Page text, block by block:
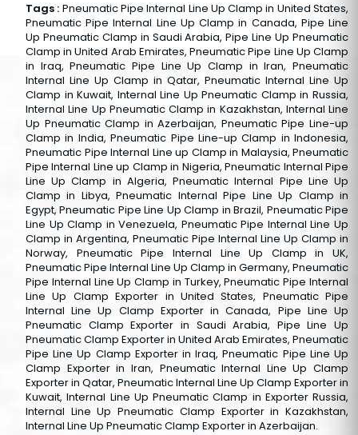
Tags : Pneumatic Pipe Internal Line Up Clamp in United States,
Pneumatic Pipe Internal Line Up Clamp in Canada, Pipe Line
Up Pneumatic Clamp in Saudi Arabia, Pipe Line Up Pneumatic
Clamp in United Arab Emirates, Pneumatic Pipe Line Up Clamp
in Iraq, Pneumatic Pipe Line Up Clamp in Iran, Pneumatic
Internal Line Up Clamp in Qatar, Pneumatic Internal Line Up
Clamp in Kuwait, Internal Line Up Pneumatic Clamp in Russia,
Internal Line Up Pneumatic Clamp in Kazakhstan, Internal Line
Up Pneumatic Clamp in Azerbaijan, Pneumatic Pipe Line-up
Clamp in India, Pneumatic Pipe Line-up Clamp in Indonesia,
Pneumatic Pipe Internal Line up Clamp in Malaysia, Pneumatic
Pipe Internal Line up Clamp in Nigeria, Pneumatic Internal Pipe
Line Up Clamp in Algeria, Pneumatic Internal Pipe Line Up
Clamp in Libya, Pneumatic Internal Pipe Line Up Clamp in
Egypt, Pneumatic Pipe Line Up Clamp in Brazil, Pneumatic Pipe
Line Up Clamp in Venezuela, Pneumatic Pipe Internal Line Up
Clamp in Argentina, Pneumatic Pipe Internal Line Up Clamp in
Norway, Pneumatic Pipe Internal Line Up Clamp in UK,
Pneumatic Pipe Internal Line Up Clamp in Germany, Pneumatic
Pipe Internal Line Up Clamp in Turkey, Pneumatic Pipe Internal
Line Up Clamp Exporter in United States, Pneumatic Pipe
Internal Line Up Clamp Exporter in Canada, Pipe Line Up
Pneumatic Clamp Exporter in Saudi Arabia, Pipe Line Up
Pneumatic Clamp Exporter in United Arab Emirates, Pneumatic
Pipe Line Up Clamp Exporter in Iraq, Pneumatic Pipe Line Up
Clamp Exporter in Iran, Pneumatic Internal Line Up Clamp
Exporter in Qatar, Pneumatic Internal Line Up Clamp Exporter in
Kuwait, Internal Line Up Pneumatic Clamp in Exporter Russia,
Internal Line Up Pneumatic Clamp Exporter in Kazakhstan,
Internal Line Up Pneumatic Clamp Exporter in Azerbaijan.